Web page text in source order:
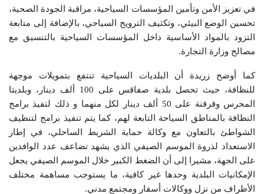
في تعزيز الأمن وتأمين المؤسسات السياحية، مراقبة الجودة الصحية،
تحسين الوضع البيئي، وتكثيف الترويج السياحي، بالإضافة إلى متابعة
التزود بالمواد الأساسية داخل المؤسسات السياحية بالتنسيق مع
مصالح وزارة التجارة.
كما أوضح زريدة أن البلديات السياحية تنتفع بتمويلات موجهة
للنظافة، حيث تحصل بلدية صفاقس على 100 ألف دينار، وبلديتا
المحرس وقرقنة على 50 ألف دينار لكل منهما و ذلك لتفيذ برامج
النظافة بالمناطق السياحة التابعة لهم، كما يتم تنفيذ برامج لتنظيف
الشواطئ بالتعاون مع وكالة حماية الشريط الساحلي، في إطار
الاستعداد لذروة الموسم الصيفي الذي يشهد تضاعف عدد الوافدين
على الجهة، مشيرا إلى أن الضغط الكبير خلال الموسم الصيفي يجعل
الإمكانيات البلدية وحدها غير كافية، ما يستوجب مساهمة مختلف
الأطراف من نزل ووكالات أسفار ومجتمع مدني.